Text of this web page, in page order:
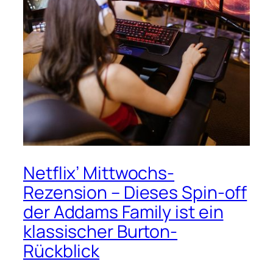
Netflix’ Mittwochs-
Rezension – Dieses Spin-off
der Addams Family ist ein
klassischer Burton-
Rückblick